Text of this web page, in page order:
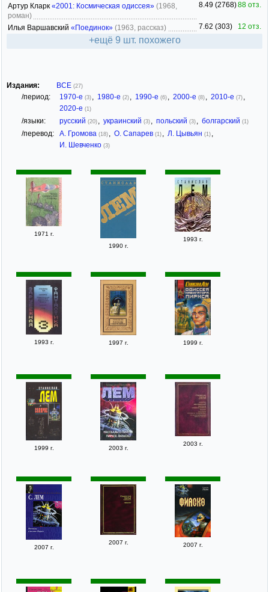
Артур Кларк «2001: Космическая одиссея» (1968,
роман)
8.49 (2768)88 отз.
Илья Варшавский «Поединок» (1963, рассказ) 7.62 (303) 12 отз.
+ещё 9 шт. похожего
Издания: ВСЕ (27)
/период: 1970-е (3) , 1980-е (2) , 1990-е (6) , 2000-е (8) , 2010-е (7) ,
2020-е (1)
/языки: русский (20) , украинский (3) , польский (3) , болгарский (1)
/перевод: А. Громова (18) , О. Сапарев (1) , Л. Цывьян (1) ,
И. Шевченко (3)
1971 г.
1990 г.
1993 г.
1993 г. 1997 г. 1999 г.
1999 г. 2003 г.
2003 г.
2007 г.
2007 г. 2007 г.